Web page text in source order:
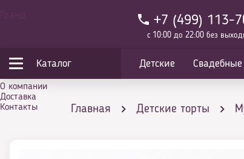
+7 (499) 113-
с 10:00 до 22:00 без
Каталог Детские Свадебные
О компании
Доставка
Контакты
Главная Детские торты